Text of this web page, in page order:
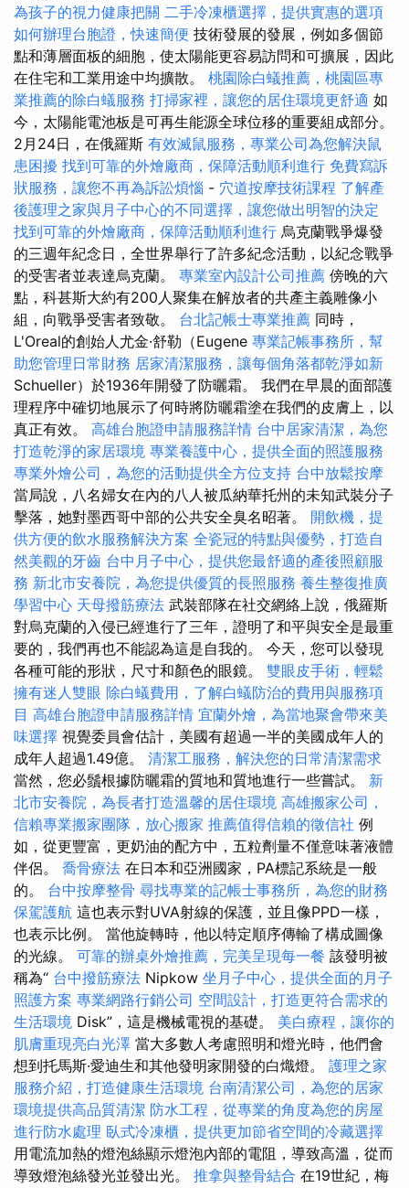
為孩子的視力健康把關 二手冷凍櫃選擇，提供實惠的選項
如何辦理台胞證，快速簡便 技術發展的發展，例如多個節
點和薄層面板的細胞，使太陽能更容易訪問和可擴展，因此
在住宅和工業用途中均擴散。 桃園除白蟻推薦，桃園區專
業推薦的除白蟻服務 打掃家裡，讓您的居住環境更舒適 如
今，太陽能電池板是可再生能源全球位移的重要組成部分。
2月24日，在俄羅斯 有效滅鼠服務，專業公司為您解決鼠
患困擾 找到可靠的外燴廠商，保障活動順利進行 免費寫訴
狀服務，讓您不再為訴訟煩惱 - 穴道按摩技術課程 了解產
後護理之家與月子中心的不同選擇，讓您做出明智的決定
找到可靠的外燴廠商，保障活動順利進行 烏克蘭戰爭爆發
的三週年紀念日，全世界舉行了許多紀念活動，以紀念戰爭
的受害者並表達烏克蘭。 專業室內設計公司推薦 傍晚的六
點，科甚斯大約有200人聚集在解放者的共產主義雕像小
組，向戰爭受害者致敬。 台北記帳士專業推薦 同時，
L'Oreal的創始人尤金·舒勒（Eugene 專業記帳事務所，幫
助您管理日常財務 居家清潔服務，讓每個角落都乾淨如新
Schueller）於1936年開發了防曬霜。 我們在早晨的面部護
理程序中確切地展示了何時將防曬霜塗在我們的皮膚上，以
真正有效。 高雄台胞證申請服務詳情 台中居家清潔，為您
打造乾淨的家居環境 專業養護中心，提供全面的照護服務
專業外燴公司，為您的活動提供全方位支持 台中放鬆按摩
當局說，八名婦女在內的八人被瓜納華托州的未知武裝分子
擊落，她對墨西哥中部的公共安全臭名昭著。 開飲機，提
供方便的飲水服務解決方案 全瓷冠的特點與優勢，打造自
然美觀的牙齒 台中月子中心，提供您最舒適的產後照顧服
務 新北市安養院，為您提供優質的長照服務 養生整復推廣
學習中心 天母撥筋療法 武裝部隊在社交網絡上說，俄羅斯
對烏克蘭的入侵已經進行了三年，證明了和平與安全是最重
要的，我們再也不能認為這是自我的。 今天，您可以發現
各種可能的形狀，尺寸和顏色的眼鏡。 雙眼皮手術，輕鬆
擁有迷人雙眼 除白蟻費用，了解白蟻防治的費用與服務項
目 高雄台胞證申請服務詳情 宜蘭外燴，為當地聚會帶來美
味選擇 視覺委員會估計，美國有超過一半的美國成年人的
成年人超過1.49億。 清潔工服務，解決您的日常清潔需求
當然，您必鬚根據防曬霜的質地和質地進行一些嘗試。 新
北市安養院，為長者打造溫馨的居住環境 高雄搬家公司，
信賴專業搬家團隊，放心搬家 推薦值得信賴的徵信社 例
如，從更豐富，更奶油的配方中，五粒劑量不僅意味著液體
伴侶。 喬骨療法 在日本和亞洲國家，PA標記系統是一般
的。 台中按摩整骨 尋找專業的記帳士事務所，為您的財務
保駕護航 這也表示對UVA射線的保護，並且像PPD一樣，
也表示比例。 當他旋轉時，他以特定順序傳輸了構成圖像
的光線。 可靠的辦桌外燴推薦，完美呈現每一餐 該發明被
稱為“ 台中撥筋療法 Nipkow 坐月子中心，提供全面的月子
照護方案 專業網路行銷公司 空間設計，打造更符合需求的
生活環境 Disk”，這是機械電視的基礎。 美白療程，讓你的
肌膚重現亮白光澤 當大多數人考慮照明和燈光時，他們會
想到托馬斯·愛迪生和其他發明家開發的白熾燈。 護理之家
服務介紹，打造健康生活環境 台南清潔公司，為您的居家
環境提供高品質清潔 防水工程，從專業的角度為您的房屋
進行防水處理 臥式冷凍櫃，提供更加節省空間的冷藏選擇
用電流加熱的燈泡絲顯示燈泡內部的電阻，導致高溫，從而
導致燈泡絲發光並發出光。 推拿與整骨結合 在19世紀，梅